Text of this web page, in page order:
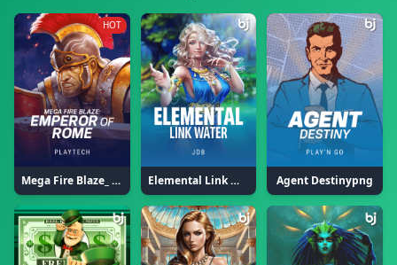
Mega Fire Blaze_ Emperor of Romepng
HOT
Elemental Link Waterpng Agent Destinypng